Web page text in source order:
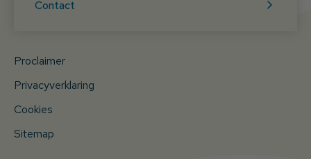
Contact
Proclaimer
Privacyverklaring
Cookies
Sitemap